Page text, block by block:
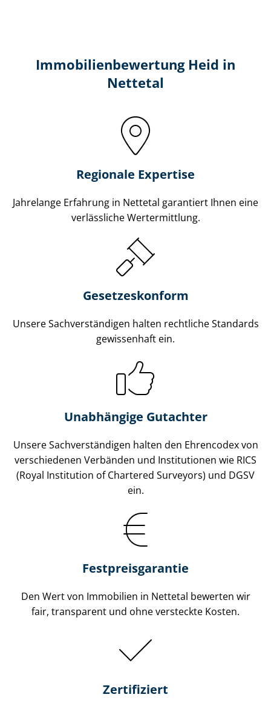
Immobilien­bewertung Heid in
Nettetal
Regionale Expertise
Jahrelange Erfahrung in Nettetal garantiert Ihnen eine
verlässliche Wertermittlung.
Gesetzes­konform
Unsere Sach­ver­stän­di­gen halten rechtliche Standards
gewissenhaft ein.
Unabhängige Gutachter
Unsere Sach­ver­stän­di­gen halten den Ehrencodex von
verschiedenen Verbänden und Institutionen wie RICS
(Royal Institution of Chartered Surveyors) und DGSV
ein.
Festpreis​garantie
Den Wert von Immobilien in Nettetal bewerten wir
fair, transparent und ohne versteckte Kosten.
Zertifiziert